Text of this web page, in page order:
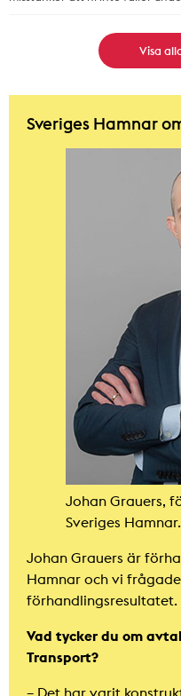
Visa
Sveriges Hamnar
Johan Grauers,
Sveriges Hamnar.
Johan Grauers är
Hamnar och vi
förhandlingsresultatet.
Vad tycker du om
Transport?
– Det har varit